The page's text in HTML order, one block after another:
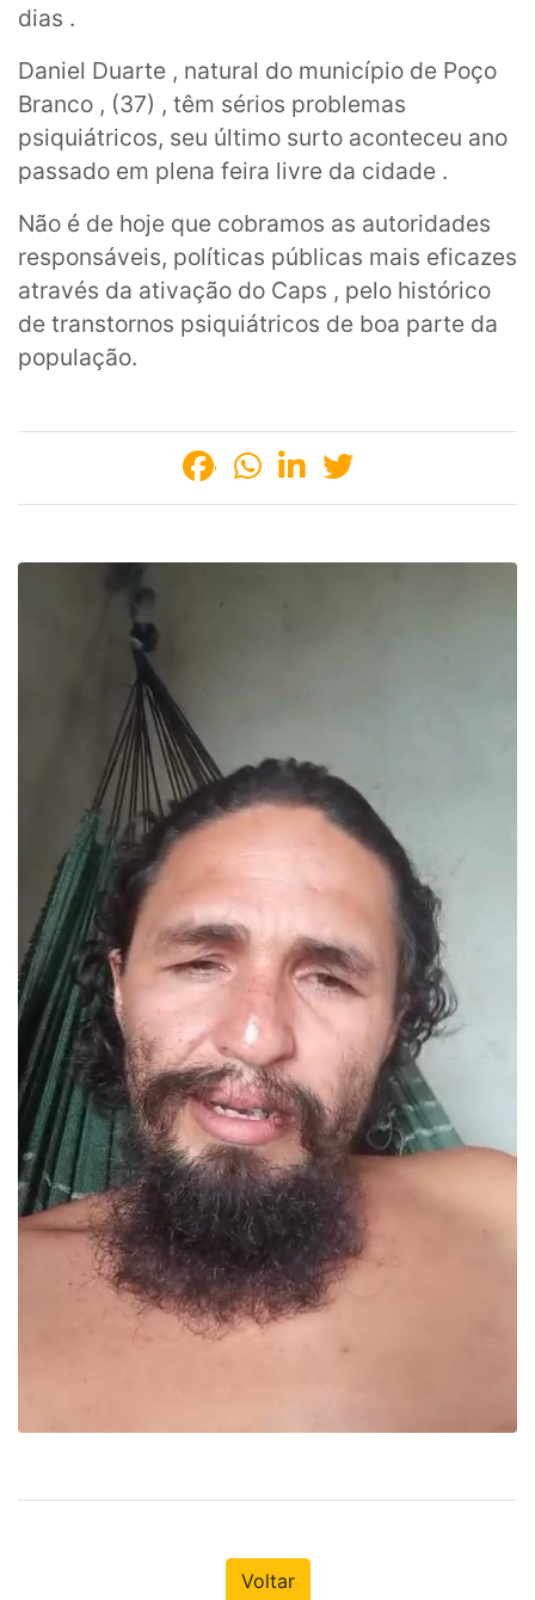
dias .
Daniel Duarte , natural do município de Poço
Branco , (37) , têm sérios problemas
psiquiátricos, seu último surto aconteceu ano
passado em plena feira livre da cidade .
Não é de hoje que cobramos as autoridades
responsáveis, políticas públicas mais eficazes
através da ativação do Caps , pelo histórico
de transtornos psiquiátricos de boa parte da
população.
'
Voltar